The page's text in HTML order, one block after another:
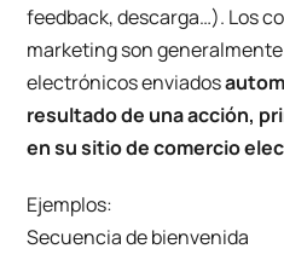
feedback, descarga…). Los
marketing son
electrónicos enviados
resultado de una acción,
en su sitio de comercio
Ejemplos:
Secuencia de bienvenida